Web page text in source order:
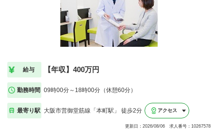
給与 【年収】400万円
勤務時間 09時00分～18時00分（休憩60分）
最寄り駅 大阪市営御堂筋線「本町駅」 徒歩2分 アクセス
更新日：2026/08/06 求人番号：10267578